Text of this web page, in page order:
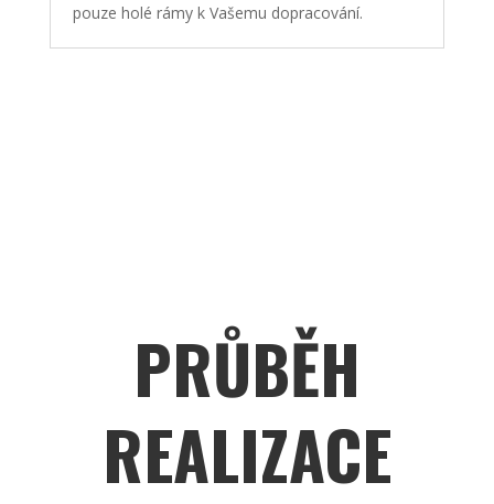
pouze holé rámy k Vašemu dopracování.
PRŮBĚH
REALIZACE